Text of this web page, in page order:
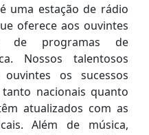
uma estação de rádio
oferece aos ouvintes
de programas de
Nossos talentosos
os sucessos
nacionais quanto
atualizados com as
Além de música,